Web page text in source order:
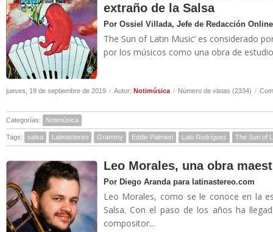
extraño de la Salsa
Por Ossiel Villada, Jefe de Redacción
The Sun of Latin Music’ es considerado
por los músicos como una obra de
jueves, 19 de septiembre de 2019 / Autor: Notimúsica / Número de vistas (2334) /
Categorías: Notimúsica
Tags: salsa Latinastereo Grammy Eddie Palmieri Lalo Rodríguez The Sun of
Leo Morales, una obra
Por Diego Aranda para latinastereo.com
Leo Morales, como se le conoce en la
Salsa. Con el paso de los años ha
compositor...